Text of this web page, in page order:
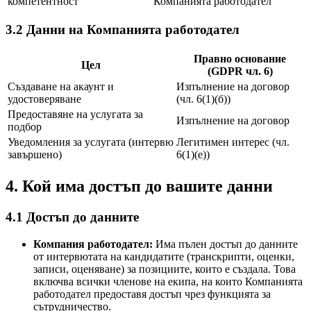
3.2 Данни на Компанията работодател
Цел
Правно основание
(GDPR чл. 6)
Създаване на акаунт и
удостоверяване
Изпълнение на договор
(чл. 6(1)(б))
Предоставяне на услугата за
подбор
Изпълнение на договор
Уведомления за услугата (интервю
завършено)
Легитимен интерес (чл.
6(1)(е))
4. Кой има достъп до вашите данни
4.1 Достъп до данните
Компания работодател: Има пълен достъп до данните
от интервютата на кандидатите (транскрипти, оценки,
записи, оценяване) за позициите, които е създала. Това
включва всички членове на екипа, на които Компанията
работодател предоставя достъп чрез функцията за
сътрудничество.